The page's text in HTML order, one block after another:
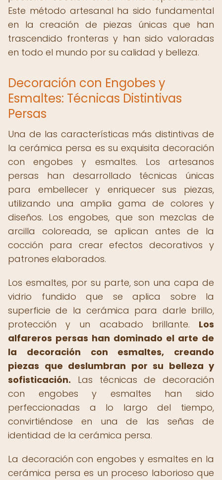
Este método artesanal ha sido fundamental
en la creación de piezas únicas que han
trascendido fronteras y han sido valoradas
en todo el mundo por su calidad y belleza.
Decoración con Engobes y
Esmaltes: Técnicas Distintivas
Persas
Una de las características más distintivas de
la cerámica persa es su exquisita decoración
con engobes y esmaltes. Los artesanos
persas han desarrollado técnicas únicas
para embellecer y enriquecer sus piezas,
utilizando una amplia gama de colores y
diseños. Los engobes, que son mezclas de
arcilla coloreada, se aplican antes de la
cocción para crear efectos decorativos y
patrones elaborados.
Los esmaltes, por su parte, son una capa de
vidrio fundido que se aplica sobre la
superficie de la cerámica para darle brillo,
protección y un acabado brillante. Los
alfareros persas han dominado el arte de
la decoración con esmaltes, creando
piezas que deslumbran por su belleza y
sofisticación. Las técnicas de decoración
con engobes y esmaltes han sido
perfeccionadas a lo largo del tiempo,
convirtiéndose en una de las señas de
identidad de la cerámica persa.
La decoración con engobes y esmaltes en la
cerámica persa es un proceso laborioso que